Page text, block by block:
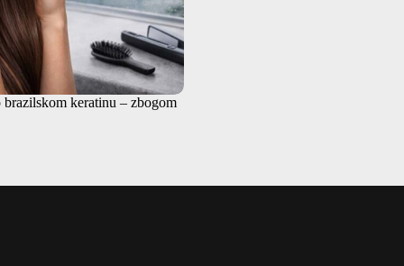
brazilskom keratinu – zbogom